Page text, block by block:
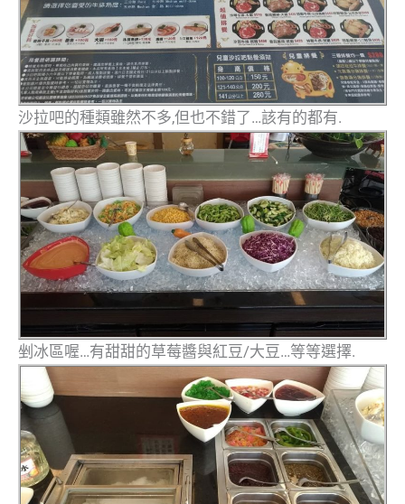
沙拉吧的種類雖然不多,但也不錯了…該有的都有.
剉冰區喔…有甜甜的草莓醬與紅豆/大豆…等等選擇.